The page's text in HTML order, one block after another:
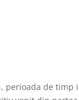
, perioada de timp